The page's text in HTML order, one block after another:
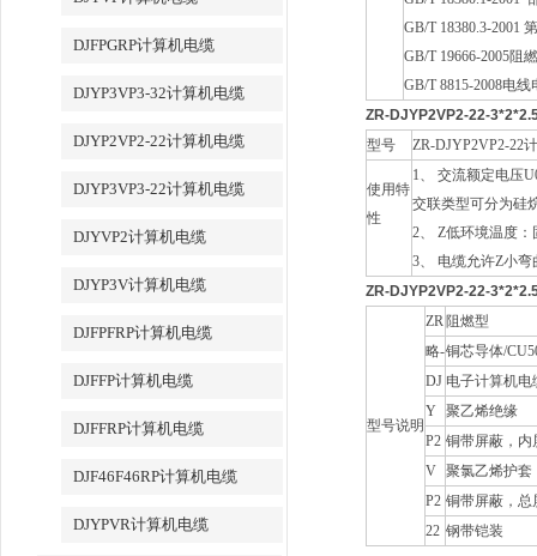
DJFPGRP计算机电缆
DJYP3VP3-32计算机电缆
DJYP2VP2-22计算机电缆
DJYP3VP3-22计算机电缆
DJYVP2计算机电缆
DJYP3V计算机电缆
DJFPFRP计算机电缆
DJFFP计算机电缆
DJFFRP计算机电缆
DJF46F46RP计算机电缆
DJYPVR计算机电缆
GB/T 18380.3-2001
GB/T 19666-2005阻
GB/T 8815-2008电
ZR-DJYP2VP2-22-
型号
ZR-DJYP2VP2-22
使用特
性
1、 交流额定电压
交联类型可分为硅
2、 Z低环境温度
3、 电缆允许Z小
ZR-DJYP2VP2-22-
型号说明
ZR 阻燃型
略-铜芯导体/
DJ 电子计算机电
Y 聚乙烯绝缘
P2 铜带屏蔽，内
V 聚氯乙烯护套
P2 铜带屏蔽，总
22 钢带铠装